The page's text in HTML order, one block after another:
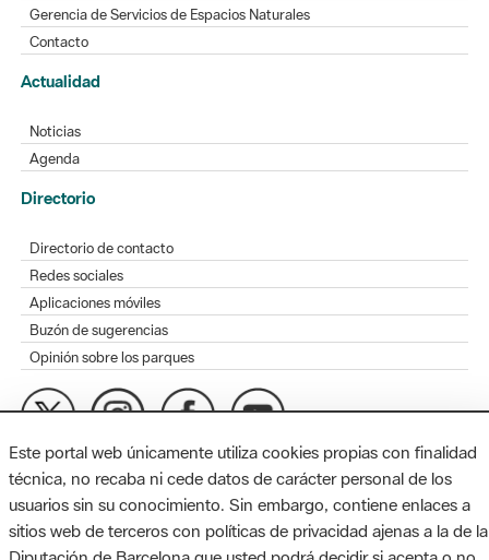
Gerencia de Servicios de Espacios Naturales
Contacto
Actualidad
Noticias
Agenda
Directorio
Directorio de contacto
Redes sociales
Aplicaciones móviles
Buzón de sugerencias
Opinión sobre los parques
MAPA WEB AVISO LEGAL ACCESIBILIDAD
Diputación de Barcelona. Edifici Llacuna, 1a planta. Badajoz, 49.
08005 Barcelona. Tel. 934 022 428 / xarxaparcs@diba.cat
Este portal web únicamente utiliza cookies propias con finalidad
técnica, no recaba ni cede datos de carácter personal de los
usuarios sin su conocimiento. Sin embargo, contiene enlaces a
sitios web de terceros con políticas de privacidad ajenas a la de la